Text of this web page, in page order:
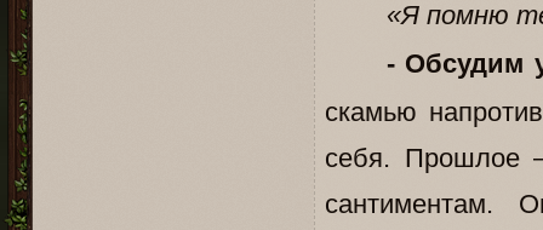
«Я помню
- Обсудим
скамью
себя. Прошлое
сантиментам.